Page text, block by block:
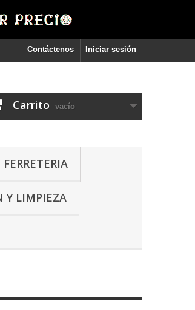
Iniciar sesión
Contáctenos
Carrito vacío
FERRETERIA
Y LIMPIEZA